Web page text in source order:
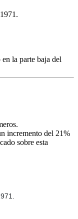
la parte baja del
incremento del 21%
sobre esta